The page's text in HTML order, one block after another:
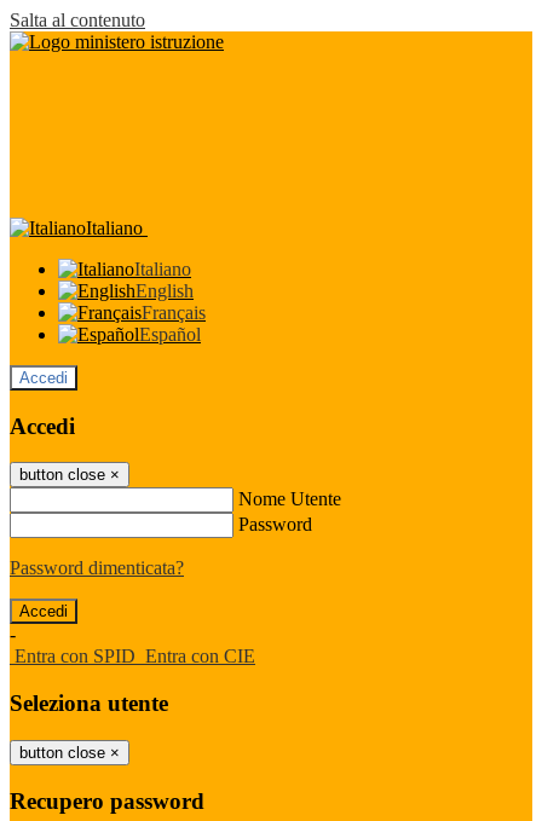
Salta al contenuto
Italiano
Italiano
English
Français
Español
Accedi
Accedi
button close ×
Nome Utente
Password
Password dimenticata?
-
Entra con SPID Entra con CIE
Seleziona utente
button close ×
Recupero password